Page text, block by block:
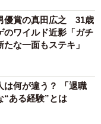
優賞の真田広之 31歳
のワイルド近影「ガチ
な一面もステキ」
は何が違う？ 「退職
“ある経験”とは